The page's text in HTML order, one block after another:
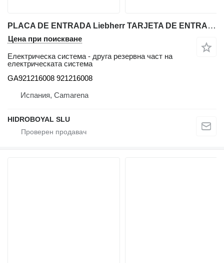
PLACA DE ENTRADA Liebherr TARJETA DE ENTRADA (EP1) GA921216008 за автокран Liebherr LTM CRANE
Цена при поискване
Електрическа система - друга резервна част на
електрическата система
GA921216008 921216008
Испания, Camarena
HIDROBOYAL SLU